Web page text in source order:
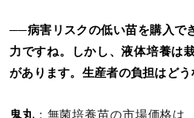
──病害リスクの低い苗を購入で
力ですね。しかし、液体培養は
があります。生産者の負担はどう
鬼丸：無菌培養苗の市場価格は